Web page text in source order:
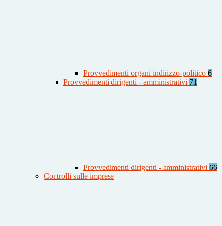
Provvedimenti organi indirizzo-politico 6
Provvedimenti dirigenti - amministrativi 71
Provvedimenti dirigenti - amministrativi 66
Controlli sulle imprese